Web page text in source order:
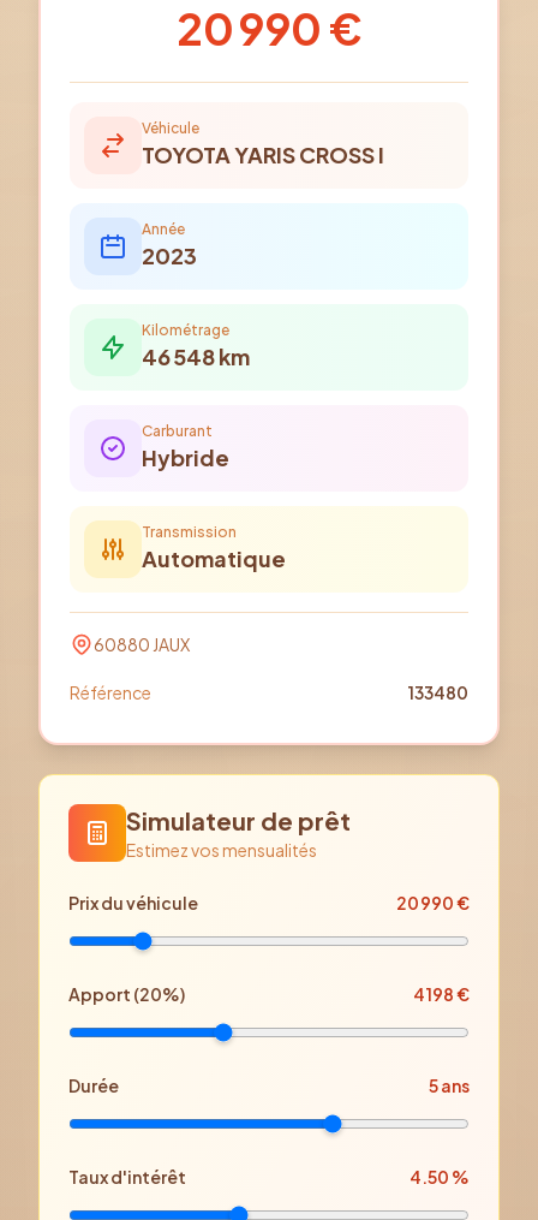
20 990 €
Véhicule
TOYOTAYARIS CROSS I
Année
2023
Kilométrage
46 548km
Carburant
Hybride
Transmission
Automatique
60880 JAUX
Référence 133480
Simulateur de prêt
Estimez vos mensualités
Prixdu véhicule 20 990€
Apport (20%) 4 198€
Durée 5ans
Taux d'intérêt 4.50 %